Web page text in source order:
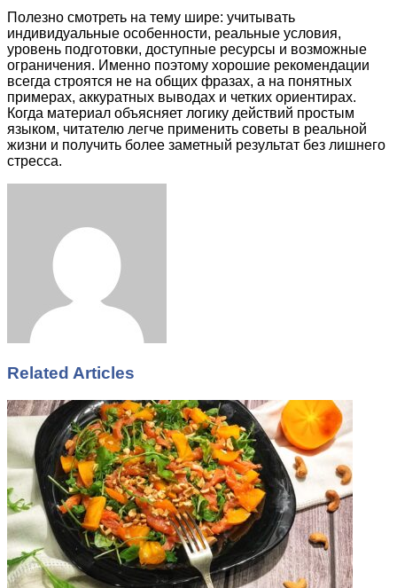
Полезно смотреть на тему шире: учитывать
индивидуальные особенности, реальные условия,
уровень подготовки, доступные ресурсы и возможные
ограничения. Именно поэтому хорошие рекомендации
всегда строятся не на общих фразах, а на понятных
примерах, аккуратных выводах и четких ориентирах.
Когда материал объясняет логику действий простым
языком, читателю легче применить советы в реальной
жизни и получить более заметный результат без лишнего
стресса.
Related Articles